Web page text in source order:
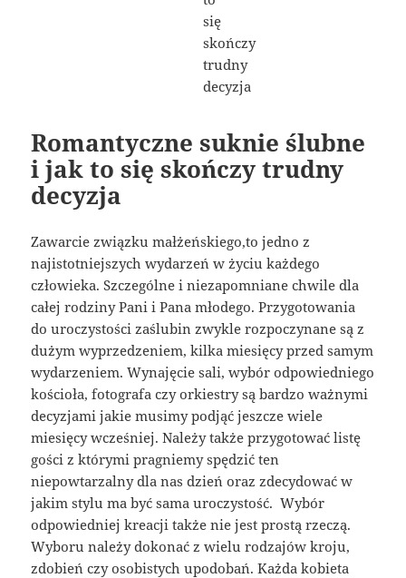
Romantyczne suknie ślubne
i jak to się skończy trudny
decyzja
Zawarcie związku małżeńskiego,to jedno z
najistotniejszych wydarzeń w życiu każdego
człowieka. Szczególne i niezapomniane chwile dla
całej rodziny Pani i Pana młodego. Przygotowania
do uroczystości zaślubin zwykle rozpoczynane są z
dużym wyprzedzeniem, kilka miesięcy przed samym
wydarzeniem. Wynajęcie sali, wybór odpowiedniego
kościoła, fotografa czy orkiestry są bardzo ważnymi
decyzjami jakie musimy podjąć jeszcze wiele
miesięcy wcześniej. Należy także przygotować listę
gości z którymi pragniemy spędzić ten
niepowtarzalny dla nas dzień oraz zdecydować w
jakim stylu ma być sama uroczystość. Wybór
odpowiedniej kreacji także nie jest prostą rzeczą.
Wyboru należy dokonać z wielu rodzajów kroju,
zdobień czy osobistych upodobań. Każda kobieta